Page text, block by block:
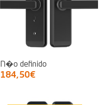
N�o definido
184,50€